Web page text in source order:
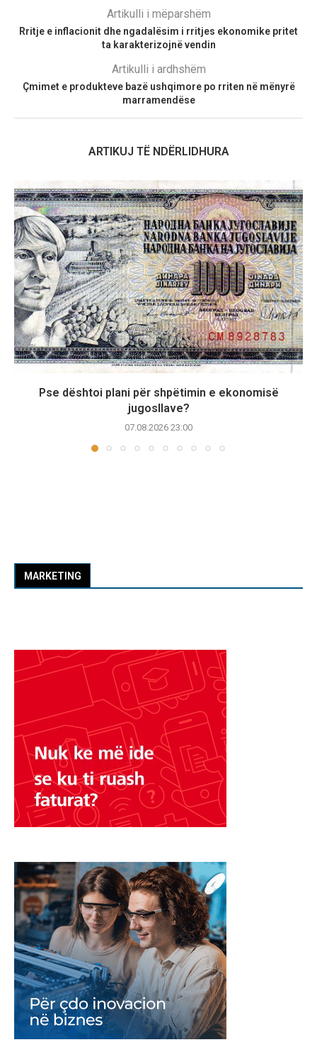
Artikulli i mëparshëm
Rritje e inflacionit dhe ngadalësim i rritjes ekonomike pritet
ta karakterizojnë vendin
Artikulli i ardhshëm
Çmimet e produkteve bazë ushqimore po rriten në mënyrë
marramendëse
ARTIKUJ TË NDËRLIDHURA
Pse dështoi plani për shpëtimin e ekonomisë
jugosllave?
07.08.2026 23:00
MARKETING